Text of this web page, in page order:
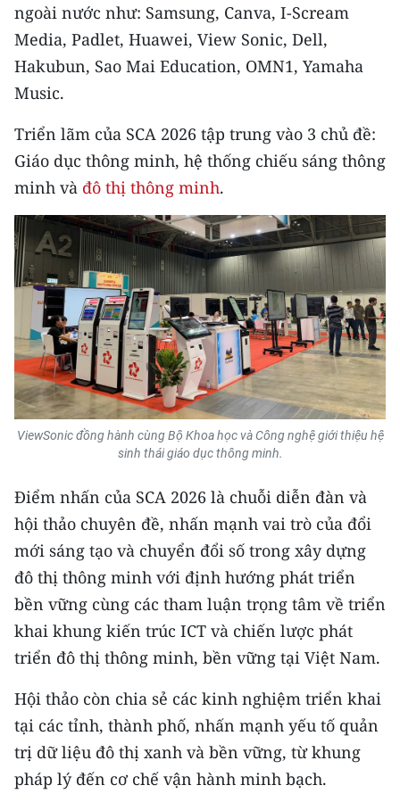
Media Y tế
Media Khoa học - Công nghệ
Media Môi trường
Ảnh
Infographic
TIN MỚI
TIN ĐỊA PHƯƠNG
Trung du và miền núi phía Bắc
Đồng bằng sông Hồng
Bắc Trung Bộ
Duyên hải Nam Trung Bộ và Tây
Đông Nam Bộ
Đồng bằng sông Cửu Long
Chuyên trang Hà Nội
Chuyên trang TP. Hồ Chí Minh
CHUYÊN ĐỀ
CÁC CHUYÊN TRANG
VỀ BÁO NHÂN DÂN
THỜI NAY
ngoài nước như: Samsung, Canva, I-Scream
Media, Padlet, Huawei, View Sonic, Dell,
Hakubun, Sao Mai Education, OMN1, Yamaha
Music.
Triển lãm của SCA 2026 tập trung vào 3 chủ đề:
Giáo dục thông minh, hệ thống chiếu sáng thông
minh và đô thị thông minh.
ViewSonic đồng hành cùng Bộ Khoa học và Công nghệ giới thiệu hệ
sinh thái giáo dục thông minh.
Điểm nhấn của SCA 2026 là chuỗi diễn đàn và
hội thảo chuyên đề, nhấn mạnh vai trò của đổi
mới sáng tạo và chuyển đổi số trong xây dựng
đô thị thông minh với định hướng phát triển
bền vững cùng các tham luận trọng tâm về triển
khai khung kiến trúc ICT và chiến lược phát
triển đô thị thông minh, bền vững tại Việt Nam.
Hội thảo còn chia sẻ các kinh nghiệm triển khai
tại các tỉnh, thành phố, nhấn mạnh yếu tố quản
trị dữ liệu đô thị xanh và bền vững, từ khung
pháp lý đến cơ chế vận hành minh bạch.